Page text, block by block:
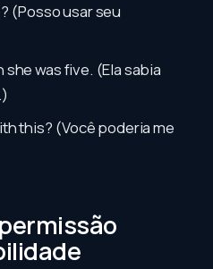
(Posso usar seu
she was five. (Ela sabia
this? (Você poderia me